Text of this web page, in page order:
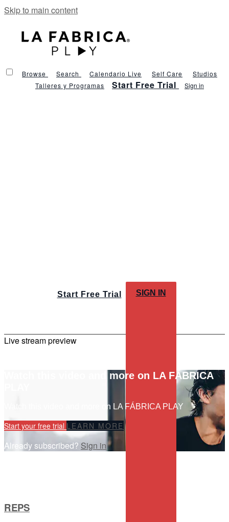
Skip to main content
Browse Search Calendario Live Self Care
Studios
Talleres y Programas
Start Free Trial Sign in
Start Free Trial SIGN IN
Live stream preview
Watch this video and more on LA FÁBRICA
Watch this video and more on LA FÁBRICA PLAY
Start your free trial LEARN MORE
Already subscribed? Sign in
REPS